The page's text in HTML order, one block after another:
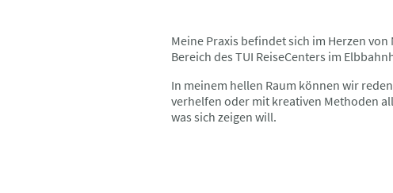
Meine Praxis befindet sich im Herzen
Bereich des TUI ReiseCenters im
In meinem hellen Raum können wir
verhelfen oder mit kreativen Methoden
was sich zeigen will.